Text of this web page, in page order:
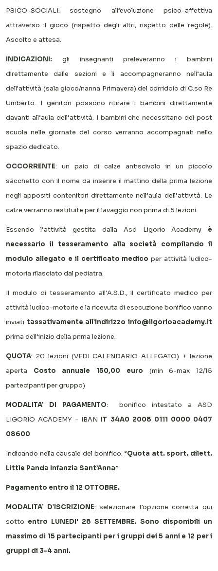
PSICO-SOCIALI: sostegno all’evoluzione psico-affettiva
attraverso il gioco (rispetto degli altri, rispetto delle regole).
Ascolto e attesa.
INDICAZIONI: gli insegnanti preleveranno i bambini
direttamente dalle sezioni e li accompagneranno nell’aula
dell'attività (sala gioco/nanna Primavera) del corridoio di C.so Re
Umberto. I genitori possono ritirare i bambini direttamente
davanti all’aula dell’attività. I bambini che necessitano del post
scuola nelle giornate del corso verranno accompagnati nello
spazio dedicato.
OCCORRENTE: un paio di calze antiscivolo in un piccolo
sacchetto con il nome da inserire il mattino della prima lezione
negli appositi contenitori direttamente nell’aula dell’attività. Le
calze verranno restituite per il lavaggio non prima di 5 lezioni.
Essendo l’attività gestita dalla Asd Ligorio Academy è
necessario il tesseramento alla società compilando il
modulo allegato e il certificato medico per attività ludico-
motoria rilasciato dal pediatra.
Il modulo di tesseramento all’A.S.D., il certificato medico per
attività ludico-motorie e la ricevuta di esecuzione bonifico vanno
inviati tassativamente all’indirizzo info@ligorioacademy.it
prima dell’inizio della prima lezione.
QUOTA: 20 lezioni (VEDI CALENDARIO ALLEGATO) + lezione
aperta Costo annuale 150,00 euro (min 6-max 12/15
partecipanti per gruppo)
MODALITA’ DI PAGAMENTO: bonifico intestato a ASD
LIGORIO ACADEMY - IBAN IT 34A0 2008 0111 0000 0407
08600
Indicando nella causale del bonifico: “Quota att. sport. dilett.
Little Panda Infanzia Sant’Anna”
Pagamento entro il 12 OTTOBRE.
MODALITA’ D’ISCRIZIONE: selezionare l’opzione corretta qui
sotto entro LUNEDI' 28 SETTEMBRE. Sono disponibili un
massimo di 15 partecipanti per i gruppi dei 5 anni e 12 per i
gruppi di 3-4 anni.